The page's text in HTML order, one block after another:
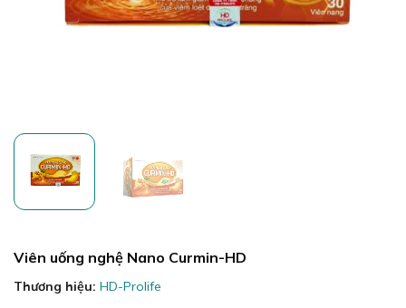
Viên uống nghệ Nano Curmin-HD
Thương hiệu: HD-Prolife